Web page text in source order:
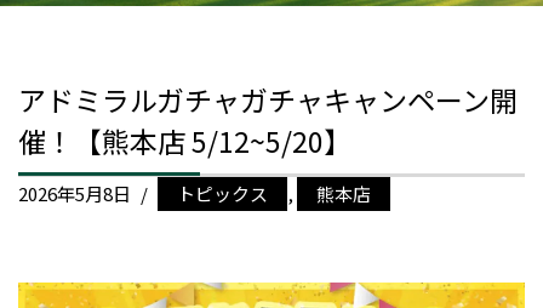
プ
アドミラルガチャガチャキャンペーン開
催！【熊本店 5/12~5/20】
2026年5月8日 トピックス , 熊本店